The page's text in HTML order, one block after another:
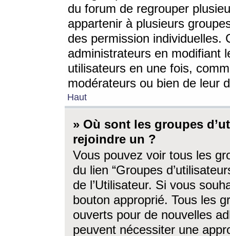
du forum de regrouper
appartenir à plusieurs
des permission individuelles.
administrateurs en modifiant
utilisateurs en une fois,
modérateurs ou bien de leur
Haut
» Où sont les groupes
rejoindre un ?
Vous pouvez voir tous les
du lien “Groupes
de l’Utilisateur. Si vous
bouton approprié. Tous les
ouverts pour de nouvelles
peuvent nécessiter une